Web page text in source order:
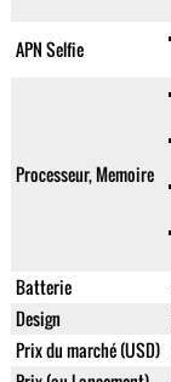
APN Selfie
Processeur, Memoire
Batterie
Design
Prix du marché (USD)